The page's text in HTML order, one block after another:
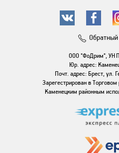
ООО "ФоДрим",
Юр. адрес:
Почт. адрес: Брест, ул.
Зарегестрирован в
Каменецким районным